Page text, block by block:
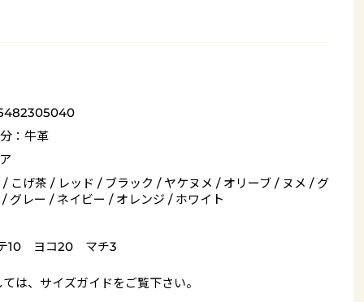
：牛革
/ こげ茶 / レッド / ブラック / ヤケヌメ / オリーブ / ヌメ / グ
グレー / ネイビー / オレンジ / ホワイト
10 ヨコ20 マチ3
は、 サイズガイドをご覧下さい。